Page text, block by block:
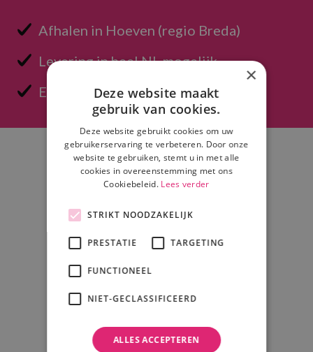
Afhalen in Hoeven (regio Breda)
Levering in heel NL mogelijk
Eenvoudig offerte opvragen
Adres
Psound, PRO Sound & Light B.V.
Korte Bunder 5
×
Deze website maakt
gebruik van cookies.
Deze website gebruikt cookies om uw
gebruikerservaring te verbeteren. Door onze
website te gebruiken, stemt u in met alle
cookies in overeenstemming met ons
Cookiebeleid. Lees verder
STRIKT NOODZAKELIJK
PRESTATIE TARGETING
FUNCTIONEEL
NIET-GECLASSIFICEERD
ALLES ACCEPTEREN